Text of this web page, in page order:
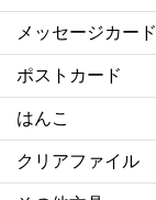
メッセージカード
ポストカード
はんこ
クリアファイル